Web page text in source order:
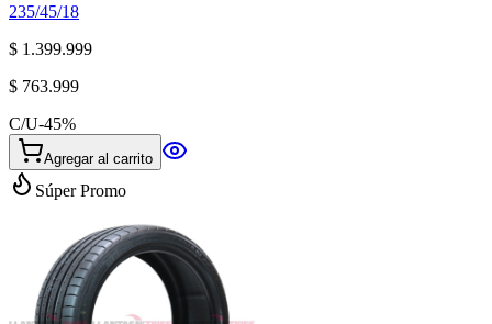
235/45/18
$ 1.399.999
$ 763.999
C/U-45%
Agregar al carrito
Súper Promo